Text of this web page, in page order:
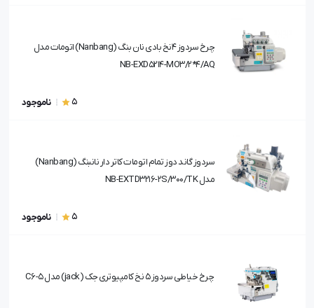
چرخ سردوز 4نخ بادی نان بنگ (Nanbang) اتومات مدل
NB-EXD5214-MO3/2*4/AQ
5 ناموجود
سردوز گاند دوز تمام اتومات کاتر دار نانبنگ (Nanbang)
مدل NB-EXTD3216-2S/300/TK
5 ناموجود
چرخ خیاطی سردوز 5 نخ کامپیوتری جک (jack) مدل 5-C6